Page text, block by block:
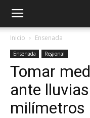
Inicio Ensenada
Ensenada Regional
Tomar
ante
milímetros